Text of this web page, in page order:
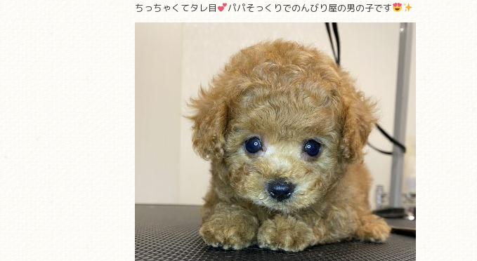
ちっちゃくてタレ目 パパそっくりでのんびり屋の男の子です